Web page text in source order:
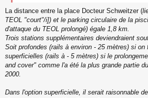
La distance entre la place Docteur Schweitzer (
TEOL "court"/i]) et le parking circulaire de la
d'attaque du TEOL prolongé) égale 1,8 km.
Trois stations supplémentaires deviendraient
Soit profondes (rails à environ - 25 mètres) si
superficielles (rails à - 5 mètres) si le
and cover" comme l'a été la plus grande partie
2000.
Dans l'option superficielle, il serait raisonnable